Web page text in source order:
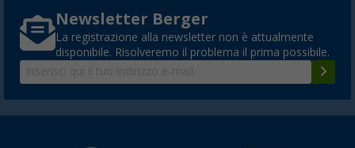
Newsletter Berger
La registrazione alla newsletter non è attualmente
disponibile. Risolveremo il problema il prima possibile.